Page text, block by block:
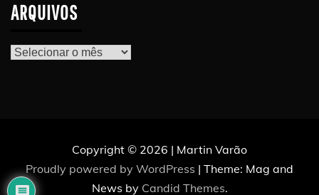
ARQUIVOS
Arquivos
Copyright © 2026 | Martin Varão
Proudly powered by WordPress | Theme: Mag and
News by Candid Themes.